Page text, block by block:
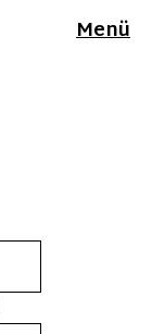
Menü